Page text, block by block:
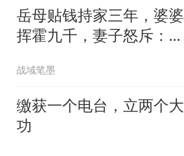
岳母贴钱持家三年，婆婆
挥霍九千，妻子怒斥：不
战域笔墨
缴获一个电台，立两个大
功